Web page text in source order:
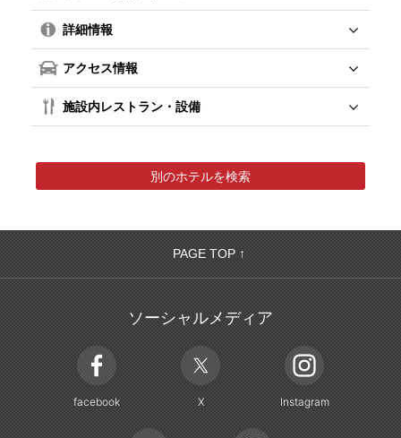
詳細情報
アクセス情報
施設内レストラン・設備
別のホテルを検索
PAGE TOP ↑
ソーシャルメディア
facebook X Instagram